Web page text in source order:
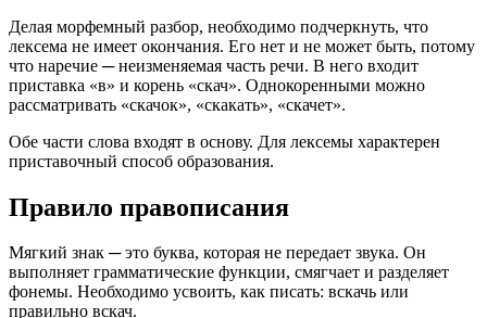
Делая морфемный разбор, необходимо подчеркнуть, что
лексема не имеет окончания. Его нет и не может быть, потому
что наречие ─ неизменяемая часть речи. В него входит
приставка «в» и корень «скач». Однокоренными можно
рассматривать «скачок», «скакать», «скачет».
Обе части слова входят в основу. Для лексемы характерен
приставочный способ образования.
Правило правописания
Мягкий знак ─ это буква, которая не передает звука. Он
выполняет грамматические функции, смягчает и разделяет
фонемы. Необходимо усвоить, как писать: вскачь или
правильно вскач.